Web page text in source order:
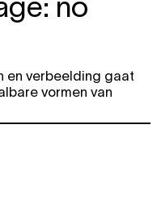
en verbeelding gaat
vormen van